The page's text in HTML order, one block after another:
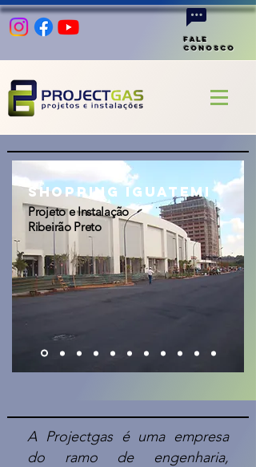
Fale
Conosco
Shopping iguatemi
Projeto e Instalação
Ribeirão Preto
A Projectgas é uma empresa
do ramo de engenharia,